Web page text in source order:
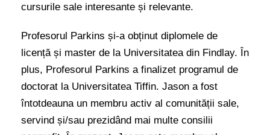
cursurile sale interesante și relevante.
Profesorul Parkins și-a obținut diplomele de
licență și master de la Universitatea din Findlay. În
plus, Profesorul Parkins a finalizet programul de
doctorat la Universitatea Tiffin. Jason a fost
întotdeauna un membru activ al comunității sale,
servind și/sau prezidând mai multe consilii